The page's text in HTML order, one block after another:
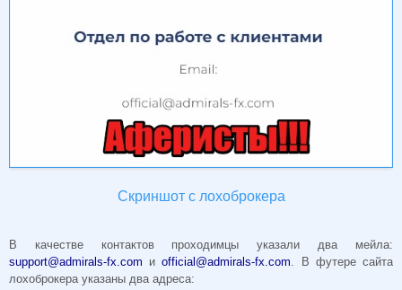
Скриншот с лохоброкера
В качестве контактов проходимцы указали два мейла:
support@admirals-fx.com иofficial@admirals-fx.com . В футере сайта
лохоброкера указаны два адреса: